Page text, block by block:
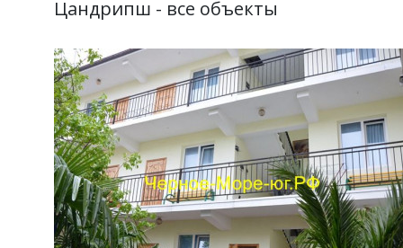
Цандрипш - все объекты